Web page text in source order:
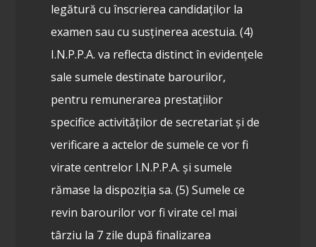
legătură cu înscrierea candidaților la
examen sau cu susținerea acestuia. (4)
I.N.P.P.A. va reflecta distinct în evidențele
sale sumele destinate barourilor,
pentru remunerarea prestațiilor
specifice activităților de secretariat și de
verificare a actelor de sumele ce vor fi
virate centrelor I.N.P.P.A. și sumele
rămase la dispoziția sa. (5) Sumele ce
revin barourilor vor fi virate cel mai
târziu la 7 zile după finalizarea